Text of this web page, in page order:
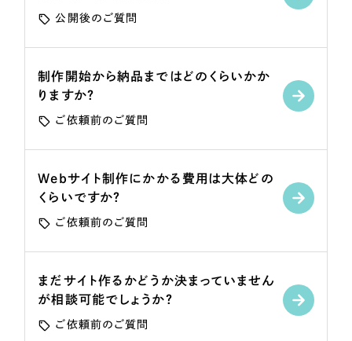
すべて
コーポレート・企業サイト
ブランドサイト・サービスサイト
求人・採用サイト （61件）
ECサイト（オンラインショップ）
ポータルサイト・メディアサイト
公開後のご質問
制作開始から納品まではどのくらいかか
りますか？
ご依頼前のご質問
Webサイト制作にかかる費用は大体どの
くらいですか？
ご依頼前のご質問
まだサイト作るかどうか決まっていません
が相談可能でしょうか？
ご依頼前のご質問